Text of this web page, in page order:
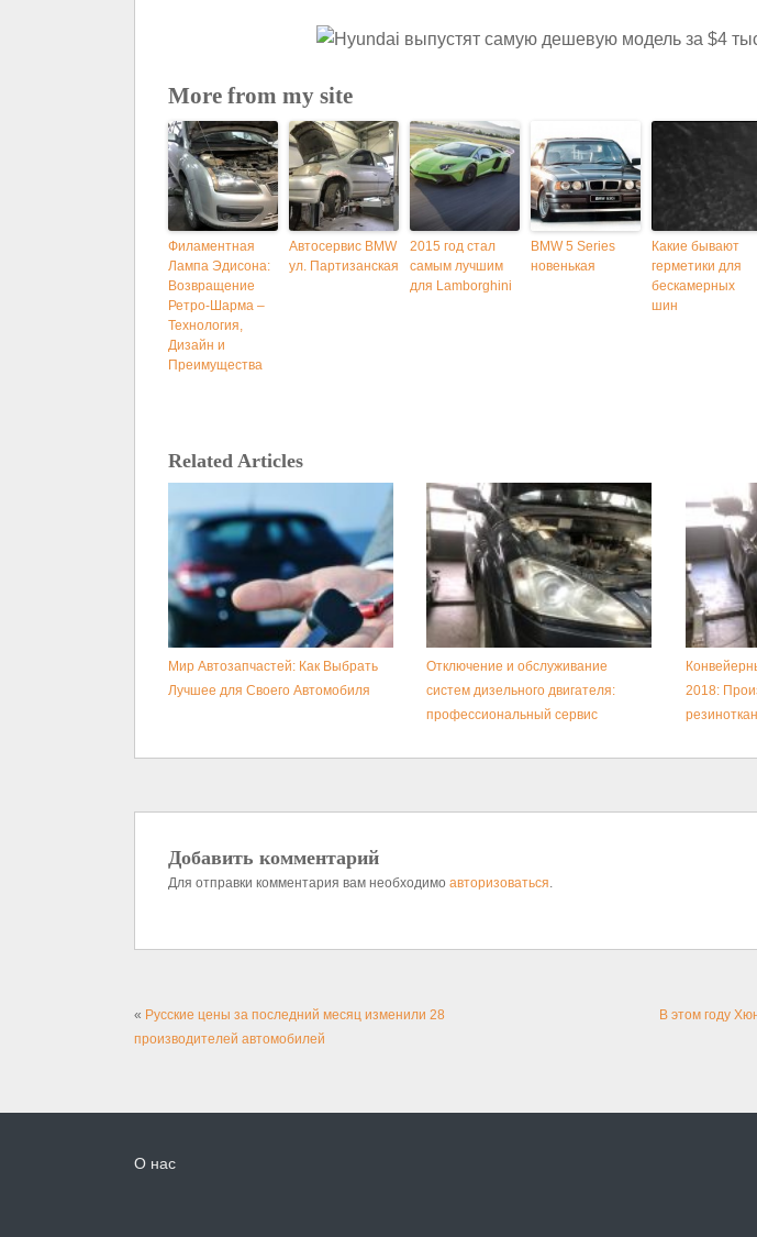
More from my site
Филаментная
Лампа Эдисона:
Возвращение
Ретро-Шарма –
Технология,
Дизайн и
Преимущества
Автосервис BMW
ул. Партизанская
2015 год стал
самым лучшим
для Lamborghini
BMW 5 Series
новенькая
Какие бывают
герметики для
бескамерных
шин
Related Articles
Мир Автозапчастей: Как Выбрать
Лучшее для Своего Автомобиля
Отключение и обслуживание
систем дизельного двигателя:
профессиональный сервис
2018:
Добавить комментарий
Для отправки комментария вам необходимо авторизоваться
« Русские цены за последний месяц изменили 28
производителей автомобилей
В этом году
О нас